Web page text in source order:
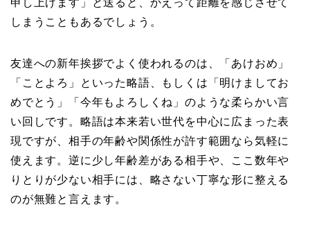
申し上げます」と送ると、かえって距離を感じさせて
しまうこともあるでしょう。
友達への新年挨拶でよく使われるのは、「あけおめ」
「ことよろ」といった略語、もしくは「明けましてお
めでとう」「今年もよろしくね」のような柔らかい言
い回しです。略語は本来若い世代を中心に広まった表
現ですが、相手の年齢や関係性が許す範囲なら気軽に
使えます。逆に少し年齢差がある相手や、ここ数年や
りとりが少ない相手には、略さない丁寧な形に整える
のが無難と言えます。